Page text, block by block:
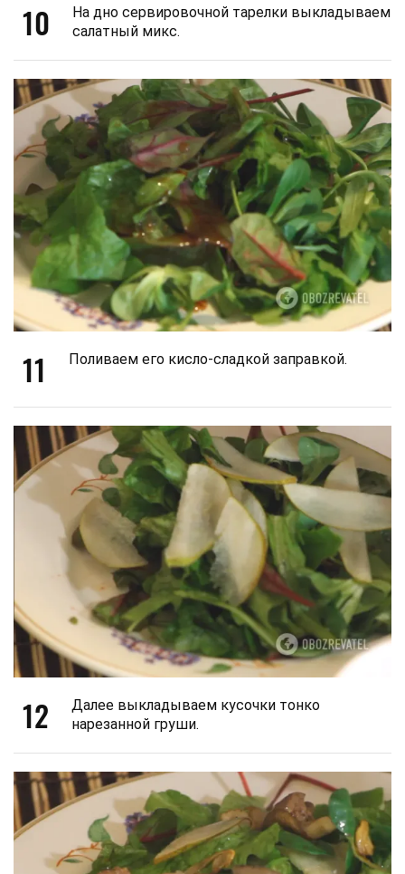
10
На дно сервировочной тарелки выкладываем
салатный микс.
11 Поливаем его кисло-сладкой заправкой.
12
Далее выкладываем кусочки тонко
нарезанной груши.